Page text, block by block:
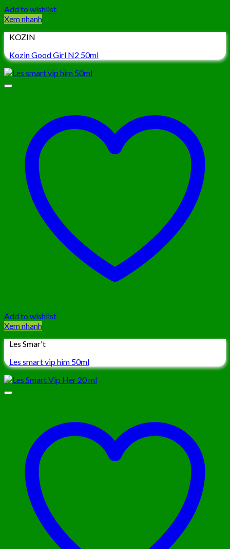
Add to wishlist
Xem nhanh
KOZIN
Kozin Good Girl N2 50ml
Add to wishlist
Xem nhanh
Les Smar't
Les smart vip him 50ml